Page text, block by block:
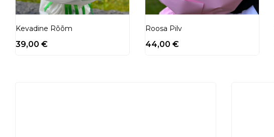
Kevadine Rõõm
39,00 €
Roosa Pilv
44,00 €